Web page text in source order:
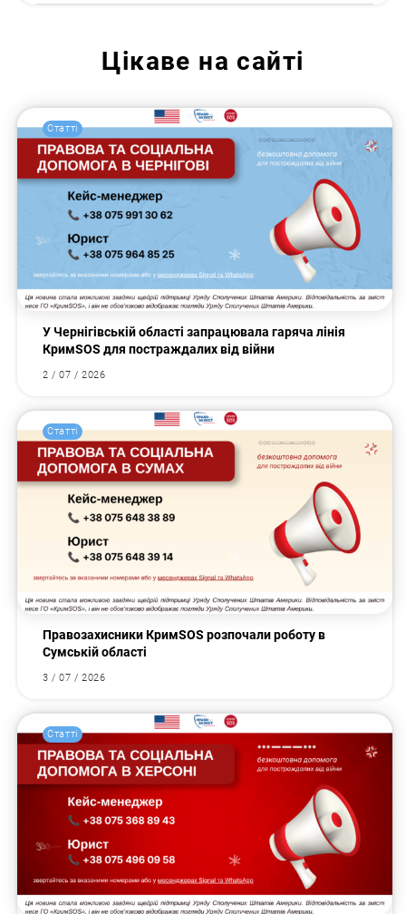
Цікаве на сайті
Статті
У Чернігівській області запрацювала гаряча лінія
КримSOS для постраждалих від війни
2 / 07 / 2026
Статті
Правозахисники КримSOS розпочали роботу в
Сумській області
3 / 07 / 2026
Статті